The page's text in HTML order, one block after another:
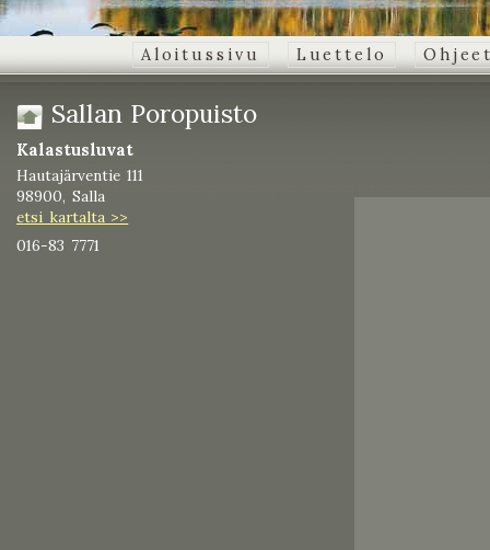
Aloitussivu Luettelo
Sallan Poropuisto
Kalastusluvat
Hautajärventie 111
98900, Salla
etsi kartalta >>
016-83 7771